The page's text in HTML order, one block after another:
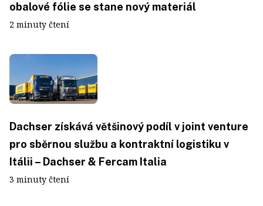
obalové fólie se stane nový materiál
2 minuty čtení
Dachser získává většinový podíl v joint venture
pro sběrnou službu a kontraktní logistiku v
Itálii – Dachser & Fercam Italia
3 minuty čtení